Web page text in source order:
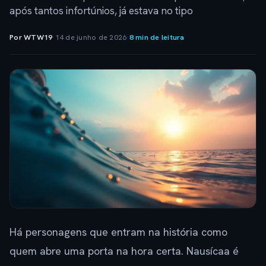
após tantos infortúnios, já estava no tipo
Por WTW19· 14 de junho de 2026·8 min de leitura
Há personagens que entram na história como
quem abre uma porta na hora certa. Nausícaa é